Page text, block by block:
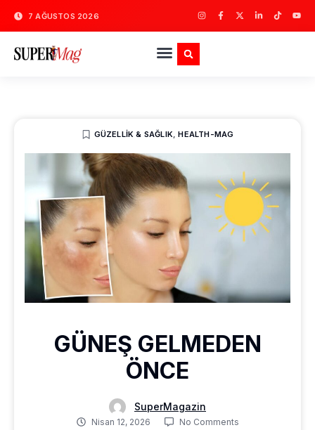
7 AĞUSTOS 2026
GÜZELLIK & SAĞLIK,HEALTH-MAG
GÜNEŞ GELMEDEN
ÖNCE
SuperMagazin
Nisan 12, 2026 No Comments